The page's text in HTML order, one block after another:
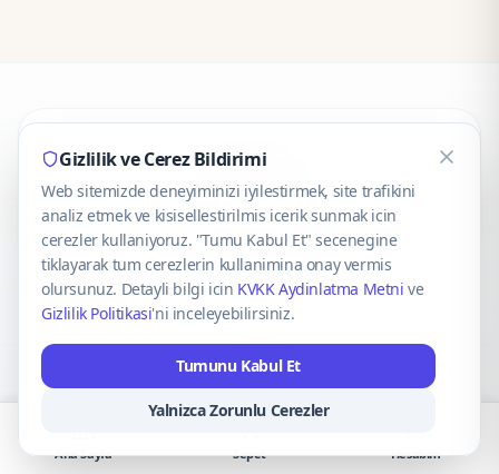
CaseOnn
© 2025 CaseOnn. Tüm hakları saklıdır.
VISA Mastercard
Gizlilik ve Cerez Bildirimi
Web sitemizde deneyiminizi iyilestirmek, site trafikini
analiz etmek ve kisisellestirilmis icerik sunmak icin
cerezler kullaniyoruz. "Tumu Kabul Et" secenegine
tiklayarak tum cerezlerin kullanimina onay vermis
olursunuz. Detayli bilgi icin KVKK Aydinlatma Metni ve
Gizlilik Politikasi'ni inceleyebilirsiniz.
Tumunu Kabul Et
Yalnizca Zorunlu Cerezler
Ana Sayfa Sepet Hesabım